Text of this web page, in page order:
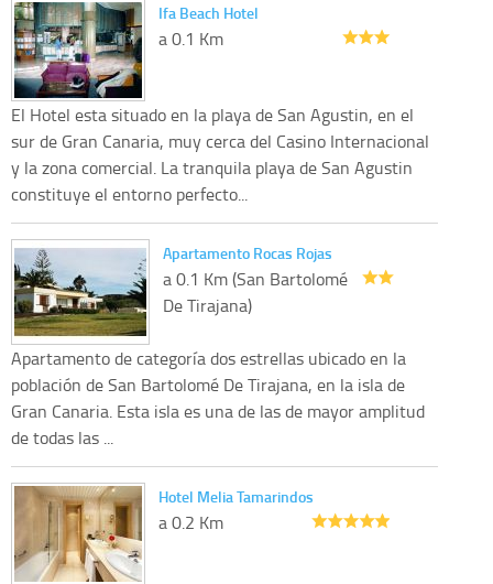
Ifa Beach Hotel
a 0.1 Km
El Hotel esta situado en la playa de San Agustin, en el
sur de Gran Canaria, muy cerca del Casino Internacional
y la zona comercial. La tranquila playa de San Agustin
constituye el entorno perfecto...
Apartamento Rocas Rojas
a 0.1 Km (San Bartolomé
De Tirajana)
Apartamento de categoría dos estrellas ubicado en la
población de San Bartolomé De Tirajana, en la isla de
Gran Canaria. Esta isla es una de las de mayor amplitud
de todas las ...
Hotel Melia Tamarindos
a 0.2 Km